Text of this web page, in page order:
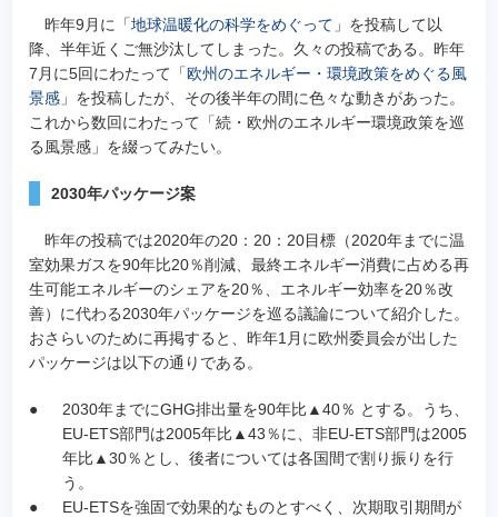
e
b
o
o
昨年9月に「地球温暖化の科学をめぐって 」を投稿して以
降、半年近くご無沙汰してしまった。久々の投稿である。昨年
7月に5回にわたって「欧州のエネルギー・環境政策をめぐる風
景感」を投稿したが、その後半年の間に色々な動きがあった。
これから数回にわたって「続・欧州のエネルギー環境政策を巡
る風景感」を綴ってみたい。
2030年パッケージ案
昨年の投稿では2020年の20：20：20目標（2020年までに温
室効果ガスを90年比20％削減、最終エネルギー消費に占める再
生可能エネルギーのシェアを20％、エネルギー効率を20％改
善）に代わる2030年パッケージを巡る議論について紹介した。
おさらいのために再掲すると、昨年1月に欧州委員会が出した
パッケージは以下の通りである。
●
2030年までにGHG排出量を90年比▲40％ とする。うち、
EU-ETS部門は2005年比▲43％に、非EU-ETS部門は2005
年比▲30％とし、後者については各国間で割り振りを行
う。
●
EU-ETSを強固で効果的なものとすべく、次期取引期間が